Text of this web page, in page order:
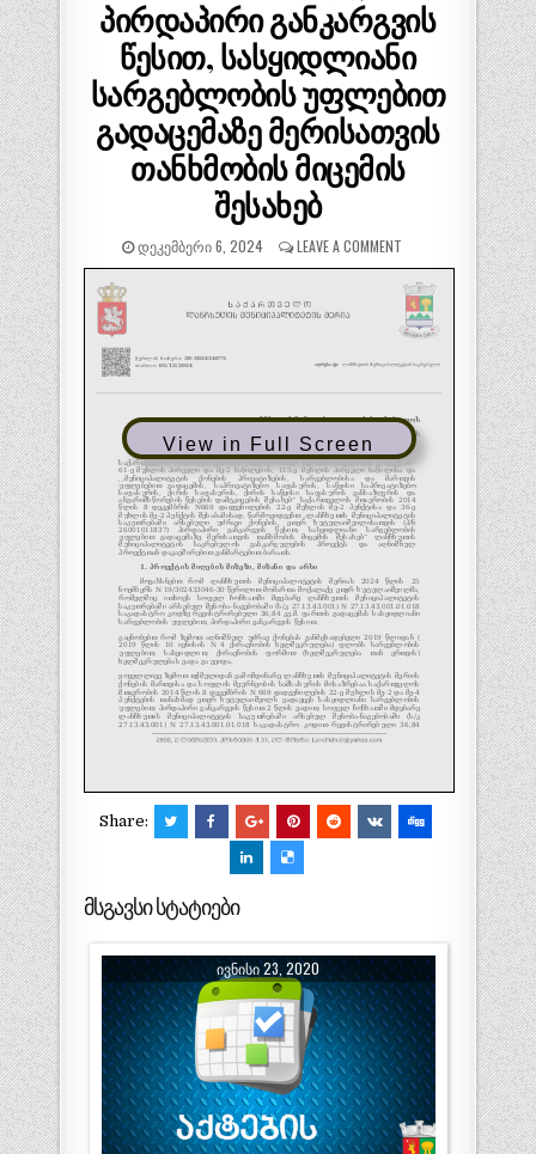
პირდაპირი განკარგვის
წესით, სასყიდლიანი
სარგებლობის უფლებით
გადაცემაზე მერისათვის
თანხმობის მიცემის
შესახებ
ᲓᲔᲙᲔᲛᲑᲔᲠᲘ 6, 2024 LEAVE A COMMENT
View in Full Screen
Share:
მსგავსი სტატიები
ᲘᲕᲜᲘᲡᲘ 23, 2020